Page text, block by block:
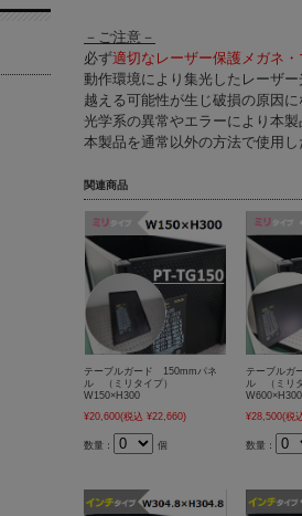
－ご注意－
必ず適切なレーザー保護メガネ・
動作環境により集光したレーザ
越える可能性が生じ破損の原因
光学系の異常やエラーにより本
本製品を通常以外の方法で使用
関連商品
テーブルガード 150mmパネ
ル （ミリタイプ）
W150×H300
¥20,600(税込 ¥22,660)
数量： 個
テーブルガ
ル （ミリ
W600×H300
¥28,500(税
数量：